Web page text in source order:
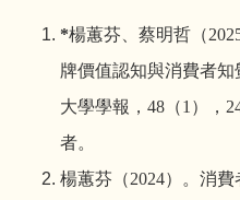
*楊蕙芬、蔡明哲 （
牌價值認知與消費者
大學學報 ， 48 （1 ），
者。
楊蕙芬 （2024） 。 消費